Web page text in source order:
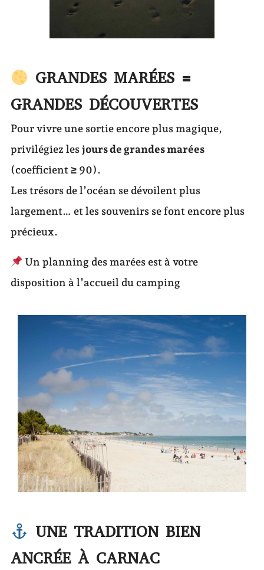
GRANDES MARÉES =
GRANDES DÉCOUVERTES
Pour vivre une sortie encore plus magique,
privilégiez lesjours de grandes marées
(coefficient ≥ 90).
Les trésors de l’océan se dévoilent plus
largement… et les souvenirs se font encore plus
précieux.
Un planning des marées est à votre
disposition à l’accueil du camping
UNE TRADITION BIEN
ANCRÉE À CARNAC